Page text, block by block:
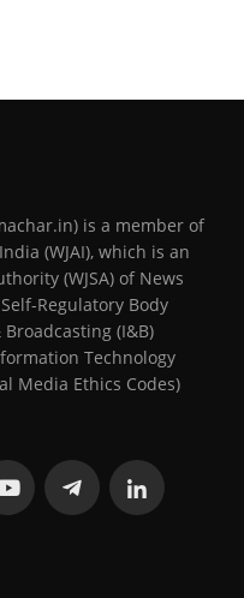
is a member of
(WJAI), which is an
(WJSA) of News
Regulatory Body
(I&B)
Technology
Media Ethics Codes)